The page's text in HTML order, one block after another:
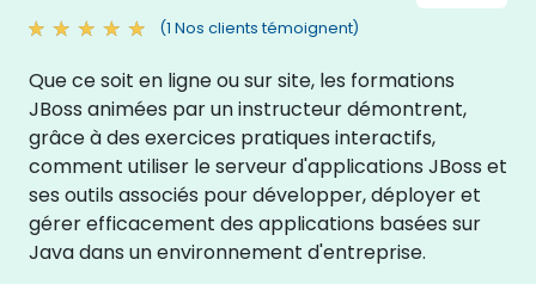
(1 Nos clients témoignent)
Que ce soit en ligne ou sur site, les formations
JBoss animées par un instructeur démontrent,
grâce à des exercices pratiques interactifs,
comment utiliser le serveur d'applications JBoss et
ses outils associés pour développer, déployer et
gérer efficacement des applications basées sur
Java dans un environnement d'entreprise.